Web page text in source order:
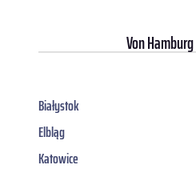
VonHamburg
Białystok
Elbląg
Katowice